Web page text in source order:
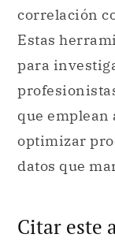
correlación
Estas
para
que
optimizar
datos que
Citar este